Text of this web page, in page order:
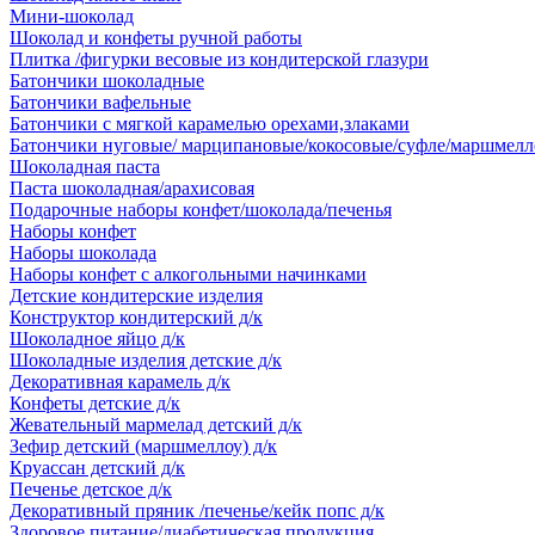
Мини-шоколад
Шоколад и конфеты ручной работы
Плитка /фигурки весовые из кондитерской глазури
Батончики шоколадные
Батончики вафельные
Батончики с мягкой карамелью орехами,злаками
Батончики нуговые/ марципановые/кокосовые/суфле/
Шоколадная паста
Паста шоколадная/арахисовая
Подарочные наборы конфет/шоколада/печенья
Наборы конфет
Наборы шоколада
Наборы конфет с алкогольными начинками
Детские кондитерские изделия
Конструктор кондитерский д/к
Шоколадное яйцо д/к
Шоколадные изделия детские д/к
Декоративная карамель д/к
Конфеты детские д/к
Жевательный мармелад детский д/к
Зефир детский (маршмеллоу) д/к
Круассан детский д/к
Печенье детское д/к
Декоративный пряник /печенье/кейк попс д/к